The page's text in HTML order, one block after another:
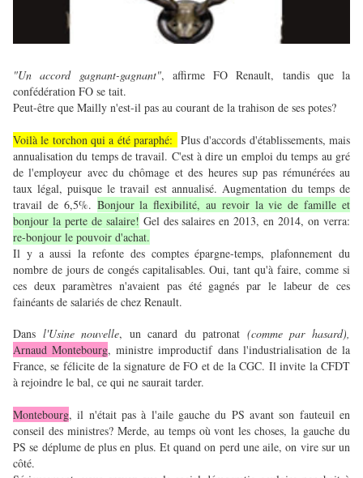
"Un accord gagnant-gagnant", affirme FO Renault, tandis que la
confédération FO se tait.
Peut-être que Mailly n'est-il pas au courant de la trahison de ses potes?
Voilà le torchon qui a été paraphé: Plus d'accords d'établissements, mais
annualisation du temps de travail. C'est à dire un emploi du temps au gré
de l'employeur avec du chômage et des heures sup pas rémunérées au
taux légal, puisque le travail est annualisé. Augmentation du temps de
travail de 6,5%. Bonjour la flexibilité, au revoir la vie de famille et
bonjour la perte de salaire! Gel des salaires en 2013, en 2014, on verra:
re-bonjour le pouvoir d'achat.
Il y a aussi la refonte des comptes épargne-temps, plafonnement du
nombre de jours de congés capitalisables. Oui, tant qu'à faire, comme si
ces deux paramètres n'avaient pas été gagnés par le labeur de ces
fainéants de salariés de chez Renault.
Dans l'Usine nouvelle, un canard du patronat (comme par hasard),
Arnaud Montebourg, ministre improductif dans l'industrialisation de la
France, se félicite de la signature de FO et de la CGC. Il invite la CFDT
à rejoindre le bal, ce qui ne saurait tarder.
Montebourg, il n'était pas à l'aile gauche du PS avant son fauteuil en
conseil des ministres? Merde, au temps où vont les choses, la gauche du
PS se déplume de plus en plus. Et quand on perd une aile, on vire sur un
côté.